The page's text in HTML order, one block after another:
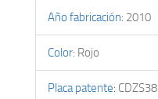
Año fabricación: 2010
Color: Rojo
Placa patente: CDZS38